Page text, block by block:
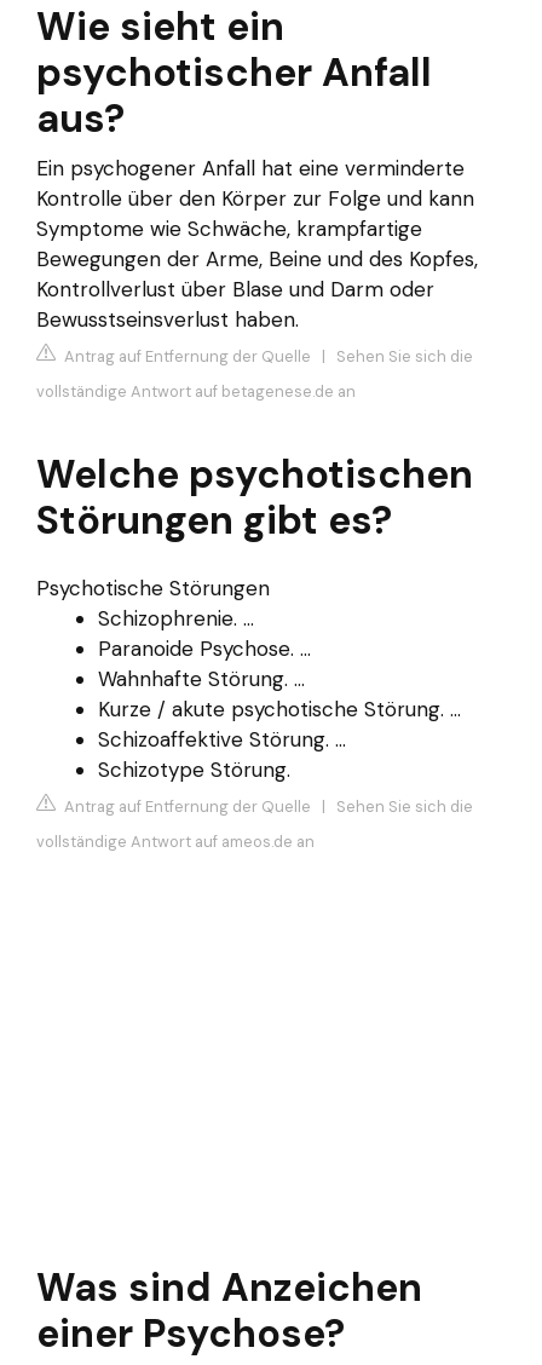
Wie sieht ein
psychotischer Anfall
aus?
Ein psychogener Anfall hat eine verminderte
Kontrolle über den Körper zur Folge und kann
Symptome wie Schwäche, krampfartige
Bewegungen der Arme, Beine und des Kopfes,
Kontrollverlust über Blase und Darm oder
Bewusstseinsverlust haben.
Antrag auf Entfernung der Quelle | Sehen Sie sich die
vollständige Antwort auf betagenese.de an
Welche psychotischen
Störungen gibt es?
Psychotische Störungen
Schizophrenie. ...
Paranoide Psychose. ...
Wahnhafte Störung. ...
Kurze / akute psychotische Störung. ...
Schizoaffektive Störung. ...
Schizotype Störung.
Antrag auf Entfernung der Quelle | Sehen Sie sich die
vollständige Antwort auf ameos.de an
Was sind Anzeichen
einer Psychose?